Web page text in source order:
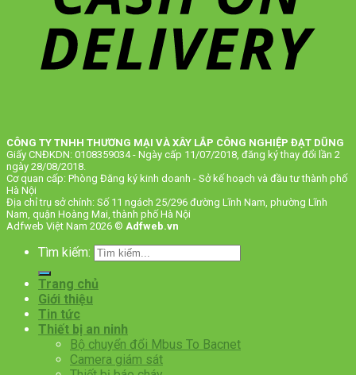
CÔNG TY TNHH THƯƠNG MẠI VÀ XÂY LẮP CÔNG NGHIỆP ĐẠT DŨNG
Giấy CNĐKDN: 0108359034 - Ngày cấp 11/07/2018, đăng ký thay đổi lần 2
ngày 28/08/2018.
Cơ quan cấp: Phòng Đăng ký kinh doanh - Sở kế hoạch và đầu tư thành phố
Hà Nội
Địa chỉ trụ sở chính: Số 11 ngách 25/296 đường Lĩnh Nam, phường Lĩnh
Nam, quận Hoàng Mai, thành phố Hà Nội
Adfweb Việt Nam 2026 © Adfweb.vn
Tìm kiếm:
Trang chủ
Giới thiệu
Tin tức
Thiết bị an ninh
Bộ chuyển đổi Mbus To Bacnet
Camera giám sát